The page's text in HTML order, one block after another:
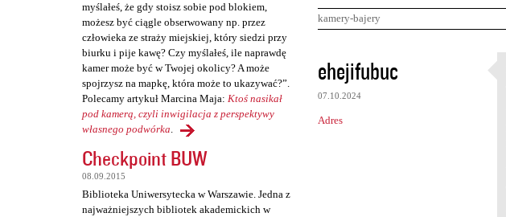
myślałeś, że gdy stoisz sobie pod blokiem,
możesz być ciągle obserwowany np. przez
człowieka ze straży miejskiej, który siedzi przy
biurku i pije kawę? Czy myślałeś, ile naprawdę
kamer może być w Twojej okolicy? A może
spojrzysz na mapkę, która może to ukazywać?”.
Polecamy artykuł Marcina Maja: Ktoś nasikał
pod kamerą, czyli inwigilacja z perspektywy
własnego podwórka.
Checkpoint BUW
08.09.2015
Biblioteka Uniwersytecka w Warszawie. Jedna z
najważniejszych bibliotek akademickich w
kamery-bajery
K
o
m
e
ehejifubuc
07.10.2024
Adres